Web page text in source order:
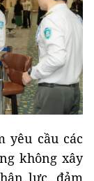
yêu cầu các
không xây